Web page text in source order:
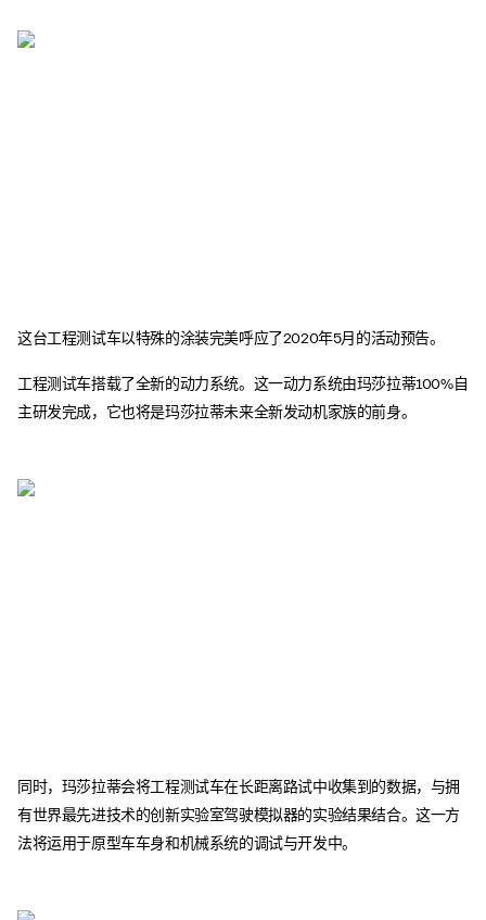
这台工程测试车以特殊的涂装完美呼应了2020年5月的活动预告。
工程测试车搭载了全新的动力系统。这一动力系统由玛莎拉蒂100%自
主研发完成，它也将是玛莎拉蒂未来全新发动机家族的前身。
同时，玛莎拉蒂会将工程测试车在长距离路试中收集到的数据，与拥
有世界最先进技术的创新实验室驾驶模拟器的实验结果结合。这一方
法将运用于原型车车身和机械系统的调试与开发中。